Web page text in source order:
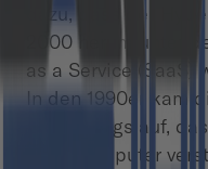
dazu, dass der
2000 herum unter
as a Service
In den 1990er kam
Computings auf,
Supercomputer